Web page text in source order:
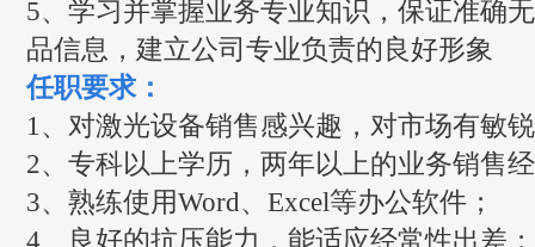
5、学习并掌握业务专业知识，保证准确
品信息，建立公司专业负责的良好形象
任职要求：
1、对激光设备销售感兴趣，对市场有敏
2、专科以上学历，两年以上的业务销售
3、熟练使用Word、Excel等办公软件；
4、良好的抗压能力，能适应经常性出差；